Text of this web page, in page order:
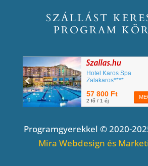
SZÁLLÁST
PROGRAM
Programgyerekkel © 2020-
Mira Webdesign és